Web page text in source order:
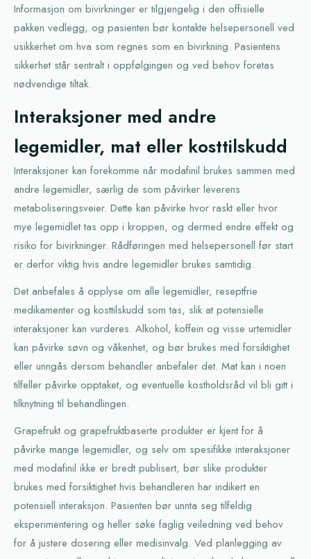
Informasjon om bivirkninger er tilgjengelig i den offisielle
pakken vedlegg, og pasienten bør kontakte helsepersonell ved
usikkerhet om hva som regnes som en bivirkning. Pasientens
sikkerhet står sentralt i oppfølgingen og ved behov foretas
nødvendige tiltak.
Interaksjoner med andre
legemidler, mat eller kosttilskudd
Interaksjoner kan forekomme når modafinil brukes sammen med
andre legemidler, særlig de som påvirker leverens
metaboliseringsveier. Dette kan påvirke hvor raskt eller hvor
mye legemidlet tas opp i kroppen, og dermed endre effekt og
risiko for bivirkninger. Rådføringen med helsepersonell før start
er derfor viktig hvis andre legemidler brukes samtidig.
Det anbefales å opplyse om alle legemidler, reseptfrie
medikamenter og kosttilskudd som tas, slik at potensielle
interaksjoner kan vurderes. Alkohol, koffein og visse urtemidler
kan påvirke søvn og våkenhet, og bør brukes med forsiktighet
eller unngås dersom behandler anbefaler det. Mat kan i noen
tilfeller påvirke opptaket, og eventuelle kostholdsråd vil bli gitt i
tilknytning til behandlingen.
Grapefrukt og grapefruktbaserte produkter er kjent for å
påvirke mange legemidler, og selv om spesifikke interaksjoner
med modafinil ikke er bredt publisert, bør slike produkter
brukes med forsiktighet hvis behandleren har indikert en
potensiell interaksjon. Pasienten bør unnta seg tilfeldig
eksperimentering og heller søke faglig veiledning ved behov
for å justere dosering eller medisinvalg. Ved planlegging av